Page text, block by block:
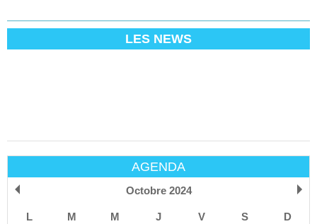
LES NEWS
AGENDA
Octobre 2024
L M M J V S D